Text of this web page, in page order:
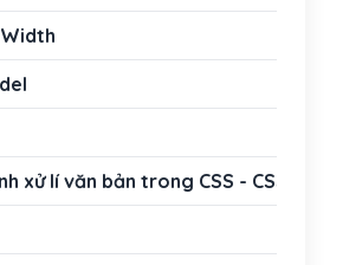
xử lí văn bản trong CSS - CSS Text